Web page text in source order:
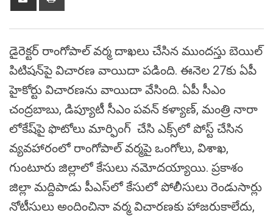
డైరెక్టర్‌ రాంగోపాల్‌ వర్మ దాఖలు చేసిన ముందస్తు బెయిల్‌
పిటిషన్‌పై విచారణ వాయిదా పడింది. ఈనెల 27కు ఏపీ
హైకోర్టు విచారణను వాయిదా వేసింది. ఏపీ సీఎం
చంద్రబాబు, డిప్యూటీ సీఎం పవన్ కళ్యాణ్, మంత్రి నారా
లోకేష్‌పై ఫొటోలు మార్ఫింగ్ చేసి ఎక్స్‌లో పోస్ట్ చేసిన
వ్యవహారంలో రాంగోపాల్‌ వర్మపై ఒంగోలు, విశాఖ,
గుంటూరు జిల్లాలో కేసులు నమోదయ్యాయి. ప్రకాశం
జిల్లా మద్దిపాడు పీఎస్‌లో కేసులో పోలీసులు రెండుసార్లు
నోటీసులు అందించినా వర్మ విచారణకు హాజరుకాలేదు,